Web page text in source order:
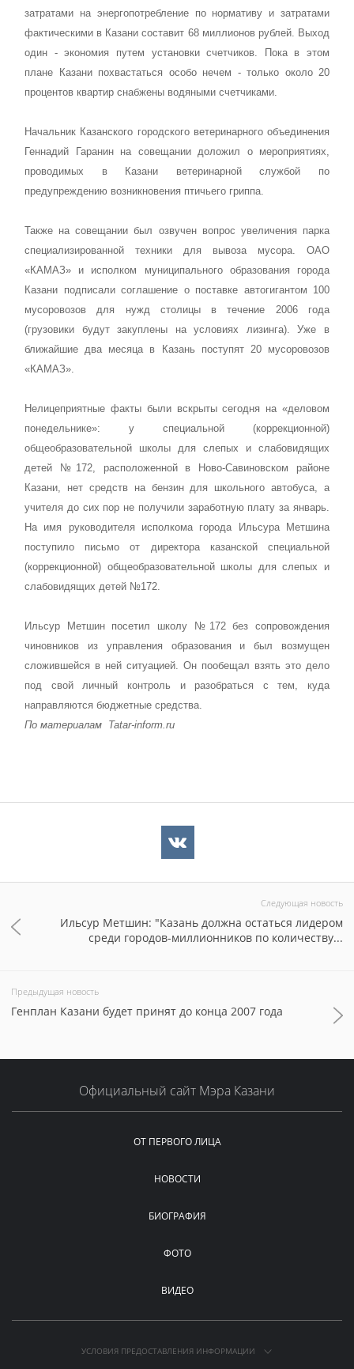
затратами на энергопотребление по нормативу и затратами
фактическими в Казани составит 68 миллионов рублей. Выход
один - экономия путем установки счетчиков. Пока в этом
плане Казани похвастаться особо нечем - только около 20
процентов квартир снабжены водяными счетчиками.
Начальник Казанского городского ветеринарного объединения
Геннадий Гаранин на совещании доложил о мероприятиях,
проводимых в Казани ветеринарной службой по
предупреждению возникновения птичьего гриппа.
Также на совещании был озвучен вопрос увеличения парка
специализированной техники для вывоза мусора. ОАО
«КАМАЗ» и исполком муниципального образования города
Казани подписали соглашение о поставке автогигантом 100
мусоровозов для нужд столицы в течение 2006 года
(грузовики будут закуплены на условиях лизинга). Уже в
ближайшие два месяца в Казань поступят 20 мусоровозов
«КАМАЗ».
Нелицеприятные факты были вскрыты сегодня на «деловом
понедельнике»: у специальной (коррекционной)
общеобразовательной школы для слепых и слабовидящих
детей №172, расположенной в Ново-Савиновском районе
Казани, нет средств на бензин для школьного автобуса, а
учителя до сих пор не получили заработную плату за январь.
На имя руководителя исполкома города Ильсура Метшина
поступило письмо от директора казанской специальной
(коррекционной) общеобразовательной школы для слепых и
слабовидящих детей №172.
Ильсур Метшин посетил школу №172 без сопровождения
чиновников из управления образования и был возмущен
сложившейся в ней ситуацией. Он пообещал взять это дело
под свой личный контроль и разобраться с тем, куда
направляются бюджетные средства.
По материалам Tatar-inform.ru
Следующая новость
Ильсур Метшин: "Казань должна остаться лидером
среди городов-миллионников по количеству...
Предыдущая новость
Генплан Казани будет принят до конца 2007 года
Официальный сайт Мэра Казани
ОТ ПЕРВОГО ЛИЦА
НОВОСТИ
БИОГРАФИЯ
ФОТО
ВИДЕО
УСЛОВИЯ ПРЕДОСТАВЛЕНИЯ ИНФОРМАЦИИ